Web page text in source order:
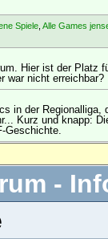
Spiele, Alle Games
Hier ist der Platz
war nicht
in der Regionalliga,
Kurz und knapp:
Geschichte.
-